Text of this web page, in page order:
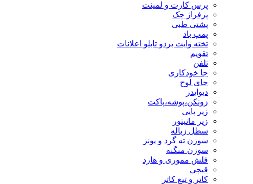
پرس کارت و لمینت
پرفراژ چک
پشتی طبی
پمپ باد
تخته وایت بردو تابلو اعلانات
تقویم
تلفن
جا خودکاری
جای لوح
دیوایدر
زونکن،پوشه،پاکت
زیر پایی
زیر مانیتور
سطل زباله
سوزن ته گرد و پونز
سوزن منگنه
فلش مموری و هارد
قیچی
کاتر و تیغ کاتر